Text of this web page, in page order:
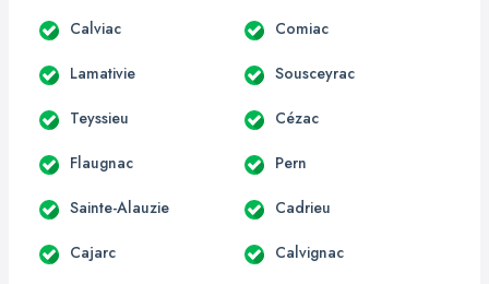
Calviac Comiac
Lamativie Sousceyrac
Teyssieu Cézac
Flaugnac Pern
Sainte-Alauzie Cadrieu
Cajarc Calvignac